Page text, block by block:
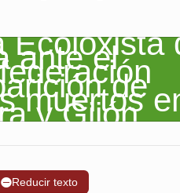
➖Reducir texto